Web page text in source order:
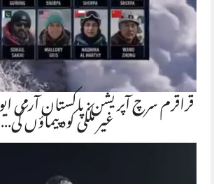
غیر ملکی کوہ پیماؤں کی…